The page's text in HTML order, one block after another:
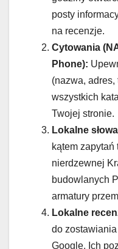
posty
na recenzje.
Cytowania
Phone):
(nazwa,
wszystkich
Twojej stronie.
Lokalne
kątem zapytań
nierdzewnej
budowlanych
armatury
Lokalne
do
Google. Ich